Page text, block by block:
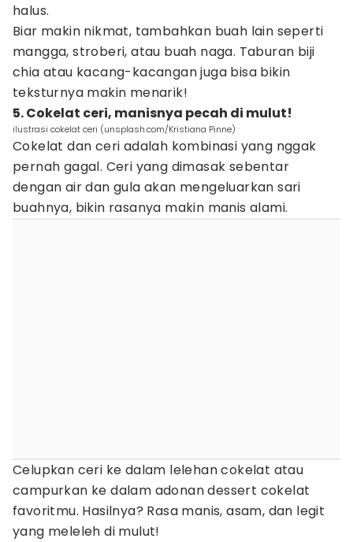
halus.
Biar makin nikmat, tambahkan buah lain seperti
mangga, stroberi, atau buah naga. Taburan biji
chia atau kacang-kacangan juga bisa bikin
teksturnya makin menarik!
5. Cokelat ceri, manisnya pecah di mulut!
ilustrasi cokelat ceri (unsplash.com/Kristiana Pinne)
Cokelat dan ceri adalah kombinasi yang nggak
pernah gagal. Ceri yang dimasak sebentar
dengan air dan gula akan mengeluarkan sari
buahnya, bikin rasanya makin manis alami.
Celupkan ceri ke dalam lelehan cokelat atau
campurkan ke dalam adonan dessert cokelat
favoritmu. Hasilnya? Rasa manis, asam, dan legit
yang meleleh di mulut!